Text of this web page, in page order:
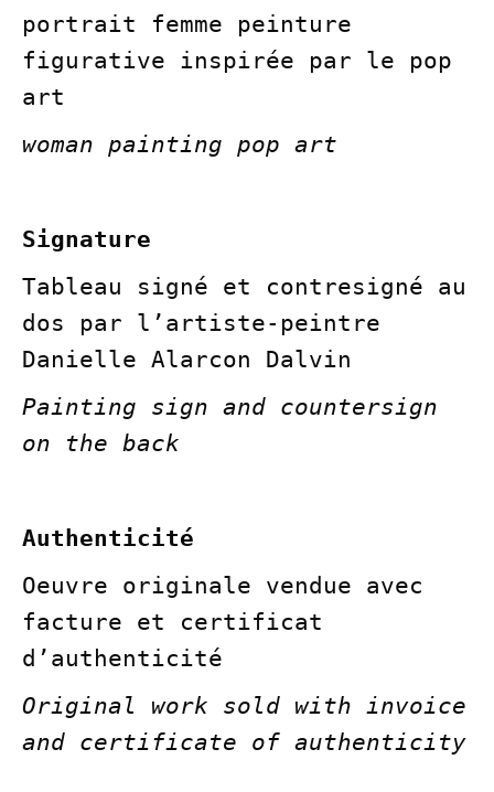
portrait femme peinture
figurative inspirée par le pop
art
woman painting pop art
Signature
Tableau signé et contresigné au
dos par l’artiste-peintre
Danielle Alarcon Dalvin
Painting sign and countersign
on the back
Authenticité
Oeuvre originale vendue avec
facture et certificat
d’authenticité
Original work sold with invoice
and certificate of authenticity